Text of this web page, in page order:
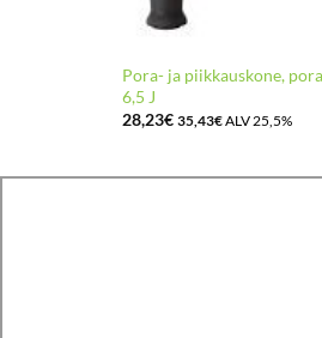
Pora- ja piikkauskone,
6,5 J
28,23€ 35,43€ALV 25,5%